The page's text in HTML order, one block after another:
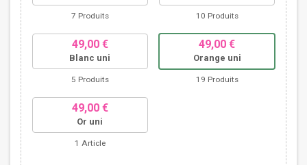
7 Produits 10 Produits
49,00 €
Blanc uni
5 Produits
49,00 €
Orange uni
19 Produits
49,00 €
Or uni
1 Article